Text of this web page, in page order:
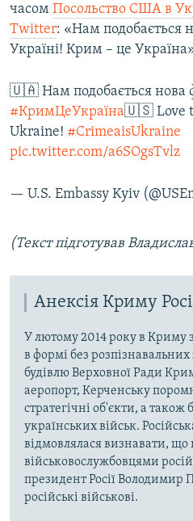
часом Посольство США в
Twitter: «Нам подобається
Україні! Крим – це
🇺🇦 Нам подобається нова
#КримЦеУкраїна🇺🇸 Love
Ukraine! #CrimeaisUkraine
pic.twitter.com/a6SOgsTvlz
— U.S. Embassy Kyiv
(Текст підготував
Анексія Криму
У лютому 2014 року в Криму
в формі без розпізнавальних
будівлю Верховної Ради
аеропорт, Керченську
стратегічні об'єкти, а також
українських військ.
відмовлялася визнавати, що
військовослужбовцями
президент Росії Володимир
російські військові.